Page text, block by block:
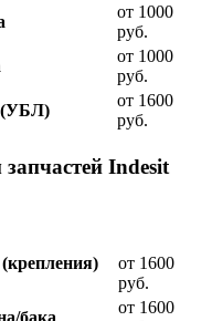
от 1000
руб.
от 1000
руб.
(УБЛ)
от 1600
руб.
Indesit
от 1600
руб.
от 1600